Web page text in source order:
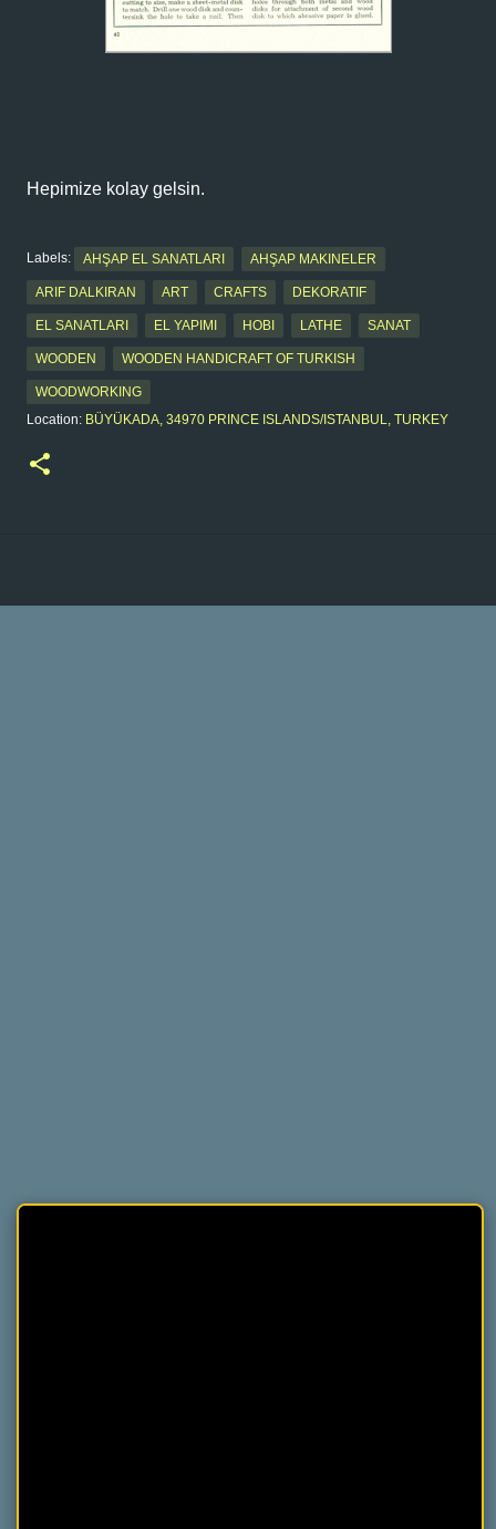
Hepimize kolay gelsin.
Labels: AHŞAP EL SANATLARI AHŞAP MAKINELER
ARIF DALKIRAN ART CRAFTS DEKORATIF
EL SANATLARI EL YAPIMI HOBI LATHE SANAT
WOODEN WOODEN HANDICRAFT OF TURKISH
WOODWORKING
Location: BÜYÜKADA, 34970 PRINCE ISLANDS/ISTANBUL, TURKEY